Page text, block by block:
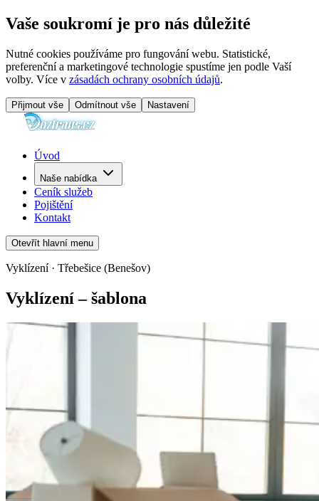
Vaše soukromí je pro nás důležité
Nutné cookies používáme pro fungování webu. Statistické,
preferenční a marketingové technologie spustíme jen podle Vaší
volby. Více v zásadách ochrany osobních údajů.
Přijmout vše Odmítnout vše Nastavení
Úvod
Naše nabídka
Ceník služeb
Pojištění
Kontakt
Otevřít hlavní menu
Vyklízení · Třebešice (Benešov)
Vyklízení – šablona